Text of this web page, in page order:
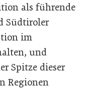
als führende
Südtiroler
im
und
Spitze dieser
Regionen